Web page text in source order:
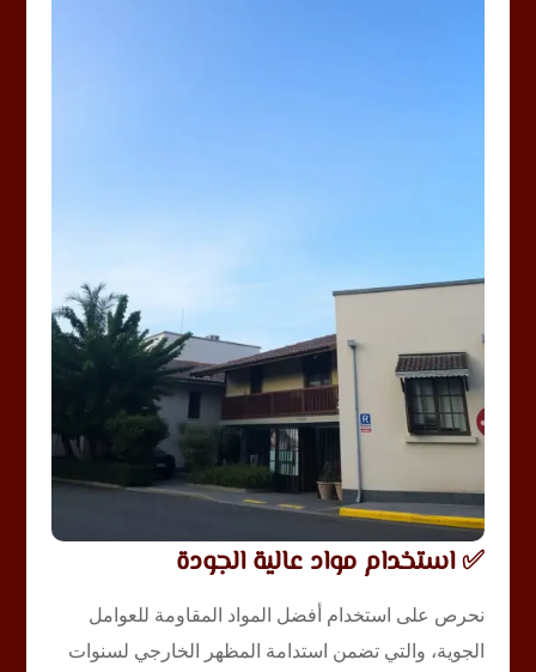
✅ استخدام مواد عالية الجودة
نحرص على استخدام أفضل المواد المقاومة للعوامل
الجوية، والتي تضمن استدامة المظهر الخارجي لسنوات